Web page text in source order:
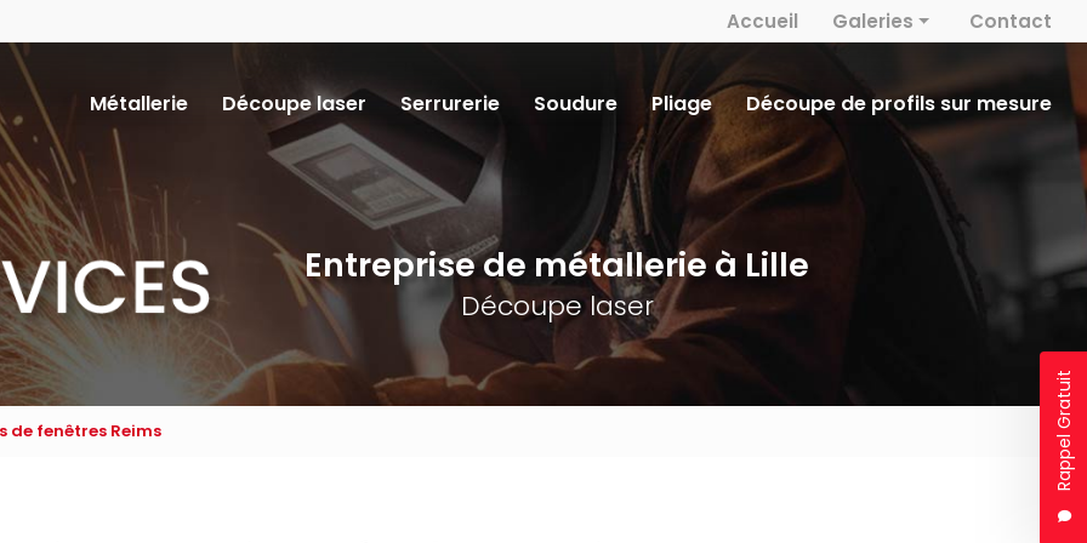
Rappel Gratuit
Accueil Galeries
Métallerie
Découpe laser
Serrurerie
Contact
Métallerie Découpe laser Serrurerie Soudure Pliage Découpe de profils sur mesure
Entreprise de métallerie à Lille
Découpe laser
de fenêtres Reims